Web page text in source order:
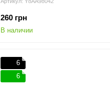
260 грн
В наличии
6
6